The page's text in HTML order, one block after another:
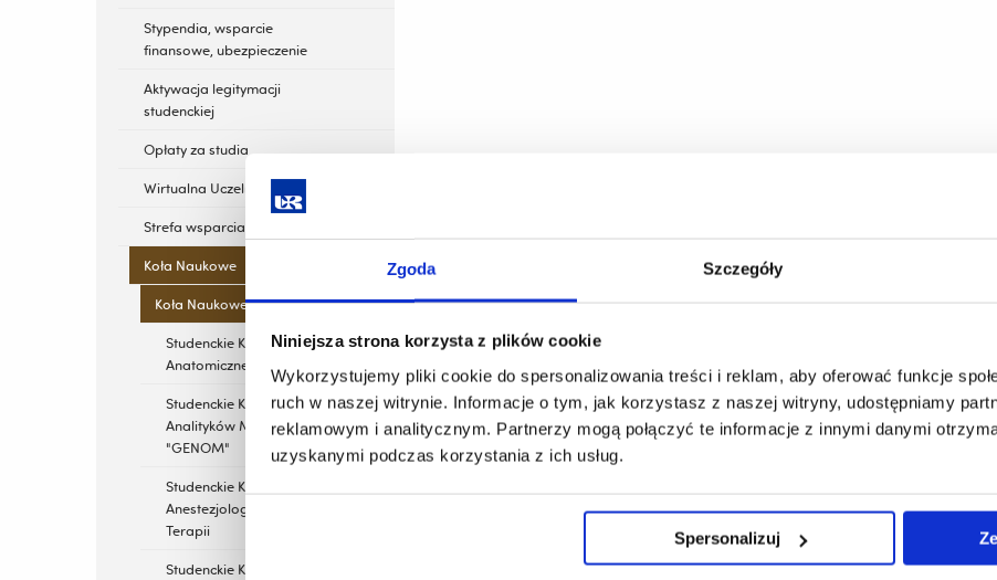
Zgoda Szczegóły
Niniejsza strona korzysta z plików cookie
Wykorzystujemy pliki cookie do spersonalizowania treści i reklam, aby oferować funkcje
ruch w naszej witrynie. Informacje o tym, jak korzystasz z naszej witryny, udostępniamy
reklamowym i analitycznym. Partnerzy mogą połączyć te informacje z innymi danymi
uzyskanymi podczas korzystania z ich usług.
Spersonalizuj
Stypendia, wsparcie
finansowe, ubezpieczenie
Aktywacja legitymacji
studenckiej
Opłaty za studia
Wirtualna Uczelnia
Strefa wsparcia
Koła Naukowe
Koła Naukowe
Studenckie Koło
Anatomiczne
Studenckie Koło Naukowe
Analityków Medycznych
"GENOM"
Studenckie Koło Naukowe
Anestezjologii i Intensywnej
Terapii
Studenckie Koło Naukowe